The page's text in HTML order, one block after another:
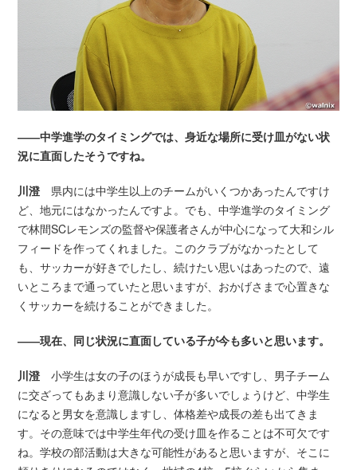
――中学進学のタイミングでは、身近な場所に受け皿がない状
況に直面したそうですね。
川澄 県内には中学生以上のチームがいくつかあったんですけ
ど、地元にはなかったんですよ。でも、中学進学のタイミング
で林間SCレモンズの監督や保護者さんが中心になって大和シル
フィードを作ってくれました。このクラブがなかったとして
も、サッカーが好きでしたし、続けたい思いはあったので、遠
いところまで通っていたと思いますが、おかげさまで心置きな
くサッカーを続けることができました。
――現在、同じ状況に直面している子が今も多いと思います。
川澄 小学生は女の子のほうが成長も早いですし、男子チーム
に交ざってもあまり意識しない子が多いでしょうけど、中学生
になると男女を意識しますし、体格差や成長の差も出てきま
す。その意味では中学生年代の受け皿を作ることは不可欠です
ね。学校の部活動は大きな可能性があると思いますが、そこに